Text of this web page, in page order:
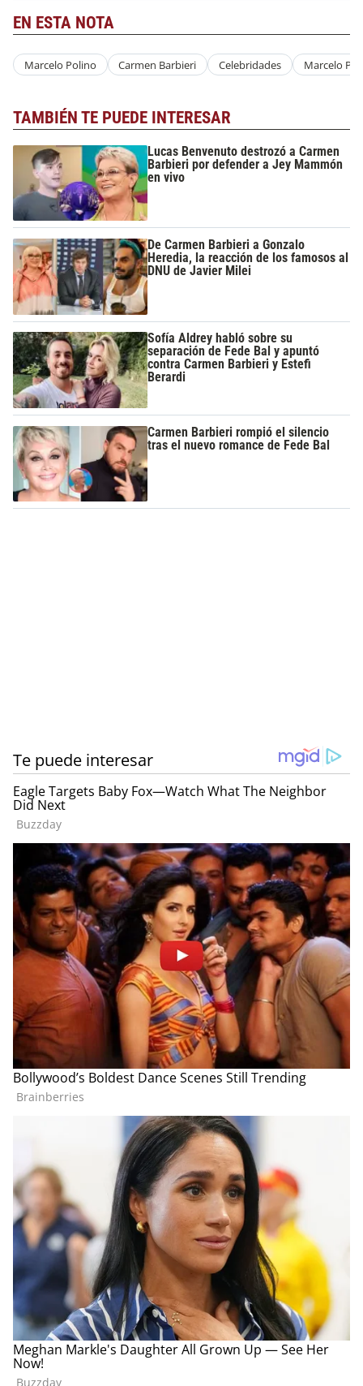
EN ESTA NOTA
Marcelo Polino Carmen Barbieri Celebridades Marcelo
TAMBIÉN TE PUEDE INTERESAR
Lucas Benvenuto destrozó a Carmen
Barbieri por defender a Jey Mammón
en vivo
De Carmen Barbieri a Gonzalo
Heredia, la reacción de los famosos al
DNU de Javier Milei
Sofía Aldrey habló sobre su
separación de Fede Bal y apuntó
contra Carmen Barbieri y Estefi
Berardi
Carmen Barbieri rompió el silencio
tras el nuevo romance de Fede Bal